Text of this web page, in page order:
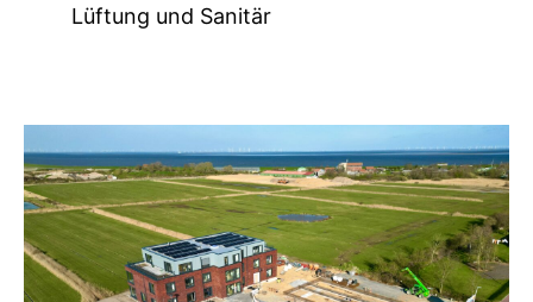
Lüftung und Sanitär